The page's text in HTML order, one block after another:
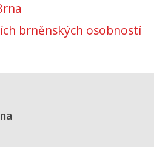
brněnských osobností